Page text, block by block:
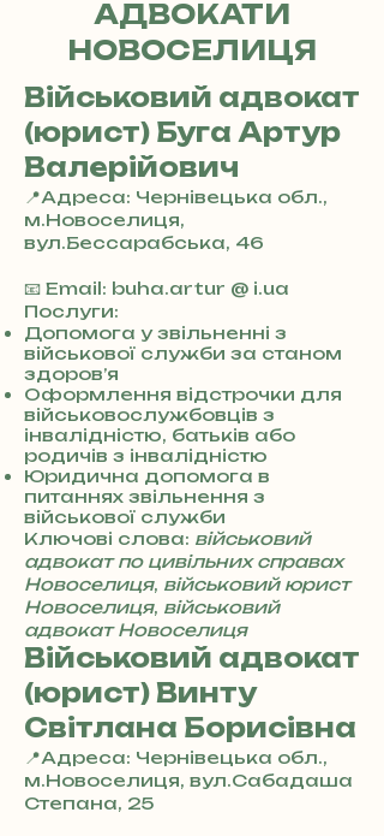
АДВОКАТИ
НОВОСЕЛИЦЯ
Військовий адвокат
(юрист) Буга Артур
Валерійович
📍Адреса: Чернівецька обл.,
м.Новоселиця,
вул.Бессарабська, 46
3
8
0
7
3
0
4
8
5
7
8
4
📧 Email: buha.artur @ i.ua
Послуги:
Допомога у звільненні з
військової служби за станом
здоров’я
Оформлення відстрочки для
військовослужбовців з
інвалідністю, батьків або
родичів з інвалідністю
Юридична допомога в
питаннях звільнення з
військової служби
Ключові слова: військовий
адвокат по цивільних справах
Новоселиця, військовий юрист
Новоселиця, військовий
адвокат Новоселиця
Військовий адвокат
(юрист) Винту
Світлана Борисівна
📍Адреса: Чернівецька обл.,
м.Новоселиця, вул.Сабадаша
Степана, 25